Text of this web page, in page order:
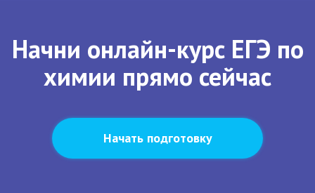
Начни онлайн-курс ЕГЭ по
химии прямо сейчас
Начать подготовку